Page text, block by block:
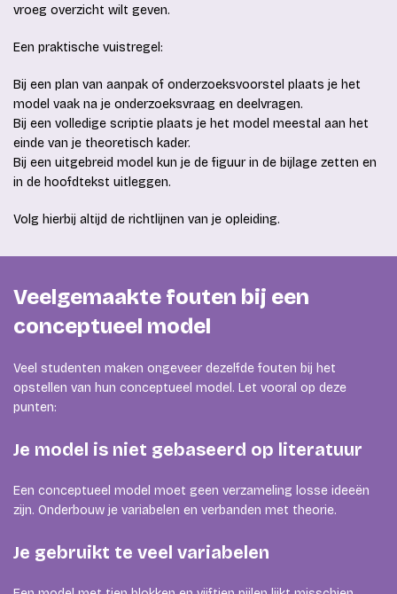
vroeg overzicht wilt geven.
Een praktische vuistregel:
Bij een plan van aanpak of onderzoeksvoorstel plaats je het
model vaak na je onderzoeksvraag en deelvragen.
Bij een volledige scriptie plaats je het model meestal aan het
einde van je theoretisch kader.
Bij een uitgebreid model kun je de figuur in de bijlage zetten en
in de hoofdtekst uitleggen.
Volg hierbij altijd de richtlijnen van je opleiding.
Veelgemaakte fouten bij een
conceptueel model
Veel studenten maken ongeveer dezelfde fouten bij het
opstellen van hun conceptueel model. Let vooral op deze
punten:
Je model is niet gebaseerd op literatuur
Een conceptueel model moet geen verzameling losse ideeën
zijn. Onderbouw je variabelen en verbanden met theorie.
Je gebruikt te veel variabelen